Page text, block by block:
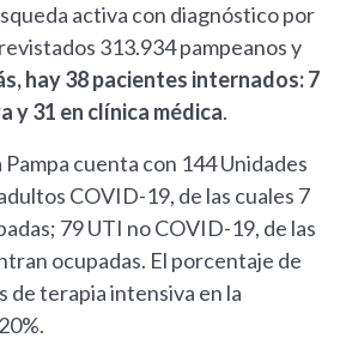
activa con diagnóstico por
313.934 pampeanos y
hay 38 pacientes internados: 7
y 31 en clínica médica.
Pampa cuenta con 144 Unidades
COVID-19, de las cuales 7
79 UTI no COVID-19, de las
ocupadas. El porcentaje de
de terapia intensiva en la